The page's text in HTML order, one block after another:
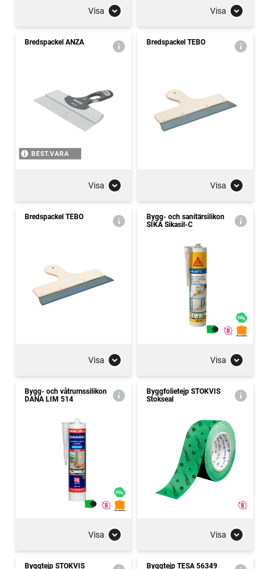
Visa Visa
Bredspackel ANZA
BEST.VARA
Visa
Bredspackel TEBO
Visa
Bredspackel TEBO
Visa
Bygg- och sanitärsilikon
SIKA Sikasil-C
Visa
Bygg- och våtrumssilikon
DANA LIM 514
Visa
Byggfolietejp STOKVIS
Stokseal
Visa
Byggtejp STOKVIS Byggtejp TESA 56349